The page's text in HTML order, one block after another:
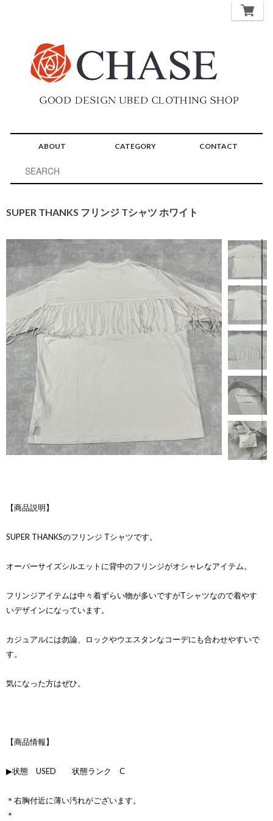
ABOUT CATEGORY CONTACT
SUPER THANKS フリンジ Tシャツ ホワイト
【商品説明】
SUPER THANKSのフリンジ Tシャツです。
オーバーサイズシルエットに背中のフリンジがオシャレなアイテム。
フリンジアイテムは中々着ずらい物が多いですがTシャツなので着やす
いデザインになっています。
カジュアルには勿論、ロックやウエスタンなコーデにも合わせやすいで
す。
気になった方はぜひ。
【商品情報】
▶状態 USED 状態ランク C
＊右胸付近に薄い汚れがございます。
＊